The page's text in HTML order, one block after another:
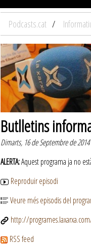
Podcasts.cat
Butlletins
Dimarts, 16 de Septembre de 2014
ALERTA:Aquest programa ja no
Reproduir episodi
Veure més episodis del
http://
RSS feed